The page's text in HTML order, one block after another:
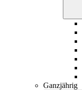
Ganzjährig